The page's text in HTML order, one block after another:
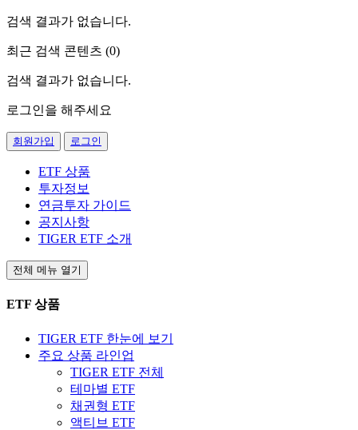
검색 결과가 없습니다.
최근 검색 콘텐츠 (0)
검색 결과가 없습니다.
로그인을 해주세요
회원가입 로그인
ETF 상품
투자정보
연금투자 가이드
공지사항
TIGER ETF 소개
전체 메뉴 열기
ETF 상품
TIGER ETF 한눈에 보기
주요 상품 라인업
TIGER ETF 전체
테마별 ETF
채권형 ETF
액티브 ETF